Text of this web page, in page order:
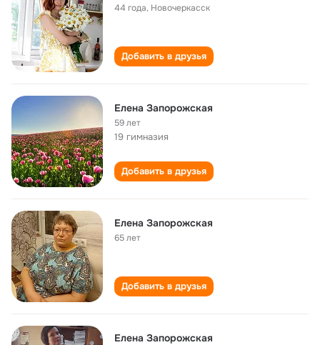
44 года, Новочеркасск
Добавить в друзья
Елена Запорожская
59 лет
19 гимназия
Добавить в друзья
Елена Запорожская
65 лет
Добавить в друзья
Елена Запорожская